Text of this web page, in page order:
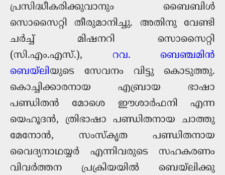
പ്രസിദ്ധീകരിക്കുവാനും ബൈബിൾ
സൊസൈറ്റി തീരുമാനിച്ചു. അതിനു വേണ്ടി
ചർച്ച് മിഷനറി സൊസൈറ്റി
(സി.എം.എസ്.), റവ. ബെഞ്ചമിൻ
ബെയ്‌ലിയുടെ സേവനം വിട്ടു കൊടുത്തു.
കൊച്ചിക്കാരനായ എബ്രായ ഭാഷാ
പണ്ഡിതൻ മോശെ ഈശാർഫനി എന്ന
യെഹൂദൻ, ത്രിഭാഷാ പണ്ഡിതനായ ചാത്തു
മേനോൻ, സംസ്കൃത പണ്ഡിതനായ
വൈദ്യനാഥയ്യർ എന്നിവരുടെ സഹകരണം
വിവർത്തന പ്രക്രിയയിൽ ബെയ്‌ലിക്കു